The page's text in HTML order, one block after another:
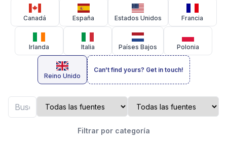
Canadá España Estados Unidos Francia
Irlanda Italia Países Bajos Polonia
Reino Unido
Can't find yours? Get in touch!
Filtrar por categoría